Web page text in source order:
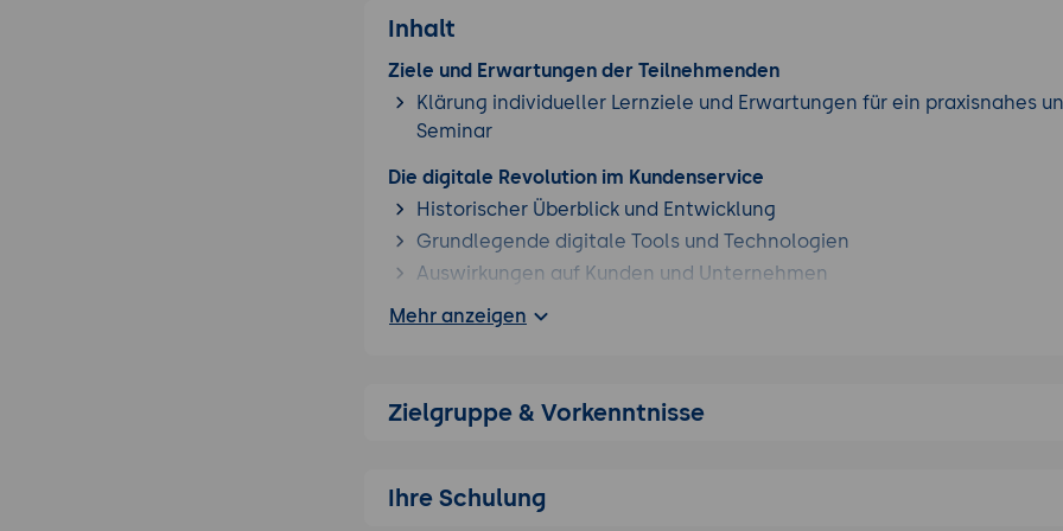
Inhalt
Ziele und Erwartungen der Teilnehmenden
Klärung individueller Lernziele und Erwartungen für ein praxisnahes
Seminar
Die digitale Revolution im Kundenservice
Historischer Überblick und Entwicklung
Grundlegende digitale Tools und Technologien
Auswirkungen auf Kunden und Unternehmen
Künstliche Intelligenz und Automatisierung
Personalisierung durch KI: Möglichkeiten und Grenzen
Sammeln und Analysieren von Kundendaten
Mehr anzeigen
Zielgruppe & Vorkenntnisse
Ihre Schulung